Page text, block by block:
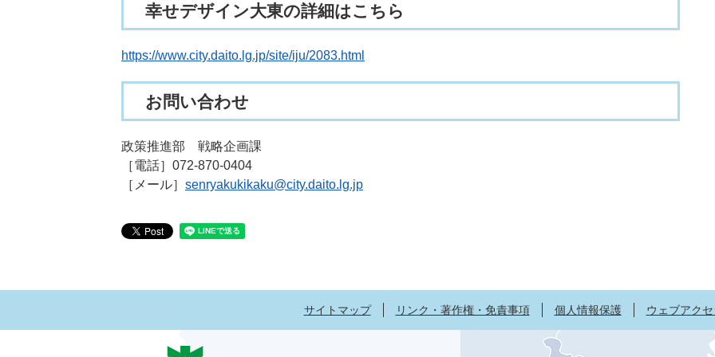
幸せデザイン大東の詳細はこちら
https://www.city.daito.lg.jp/site/iju/2083.html
お問い合わせ
政策推進部 戦略企画課
［電話］072-870-0404
［メール］ senryakukikaku@city.daito.lg.jp
サイトマップ リンク・著作権・免責事項 個人情報保護 ウェブアク